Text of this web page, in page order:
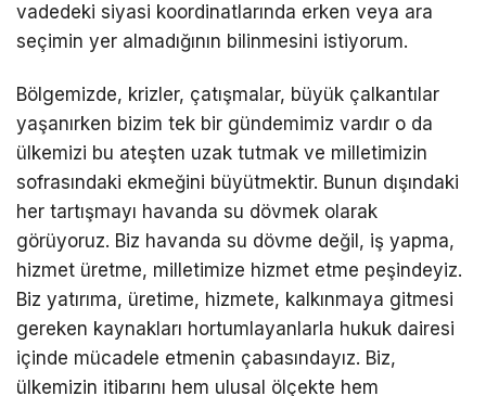
vadedeki siyasi koordinatlarında erken veya ara
seçimin yer almadığının bilinmesini istiyorum.
Bölgemizde, krizler, çatışmalar, büyük çalkantılar
yaşanırken bizim tek bir gündemimiz vardır o da
ülkemizi bu ateşten uzak tutmak ve milletimizin
sofrasındaki ekmeğini büyütmektir. Bunun dışındaki
her tartışmayı havanda su dövmek olarak
görüyoruz. Biz havanda su dövme değil, iş yapma,
hizmet üretme, milletimize hizmet etme peşindeyiz.
Biz yatırıma, üretime, hizmete, kalkınmaya gitmesi
gereken kaynakları hortumlayanlarla hukuk dairesi
içinde mücadele etmenin çabasındayız. Biz,
ülkemizin itibarını hem ulusal ölçekte hem